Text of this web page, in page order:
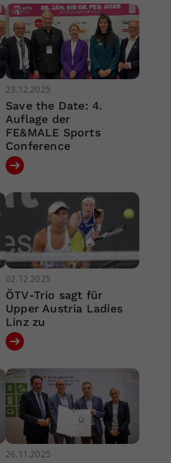
23.12.2025
Save the Date: 4.
Auflage der
FE&MALE Sports
Conference
02.12.2025
ÖTV-Trio sagt für
Upper Austria Ladies
Linz zu
26.11.2025